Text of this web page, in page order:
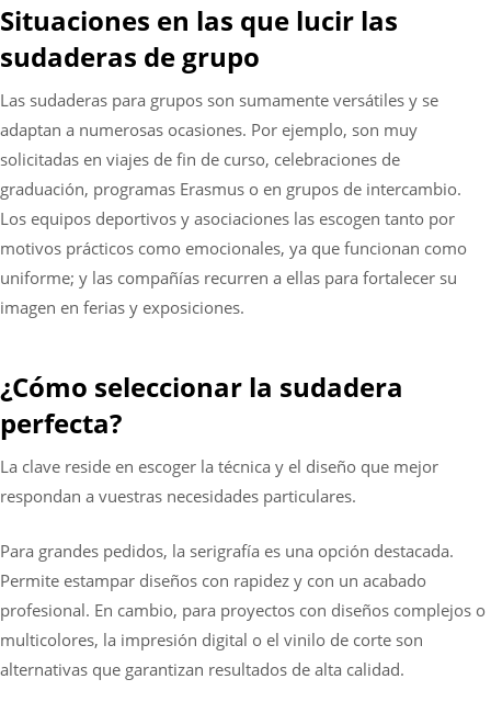
Situaciones en las que lucir las
sudaderas de grupo
Las sudaderas para grupos son sumamente versátiles y se
adaptan a numerosas ocasiones. Por ejemplo, son muy
solicitadas en viajes de fin de curso, celebraciones de
graduación, programas Erasmus o en grupos de intercambio.
Los equipos deportivos y asociaciones las escogen tanto por
motivos prácticos como emocionales, ya que funcionan como
uniforme; y las compañías recurren a ellas para fortalecer su
imagen en ferias y exposiciones.
¿Cómo seleccionar la sudadera
perfecta?
La clave reside en escoger la técnica y el diseño que mejor
respondan a vuestras necesidades particulares.
Para grandes pedidos, la serigrafía es una opción destacada.
Permite estampar diseños con rapidez y con un acabado
profesional. En cambio, para proyectos con diseños complejos o
multicolores, la impresión digital o el vinilo de corte son
alternativas que garantizan resultados de alta calidad.